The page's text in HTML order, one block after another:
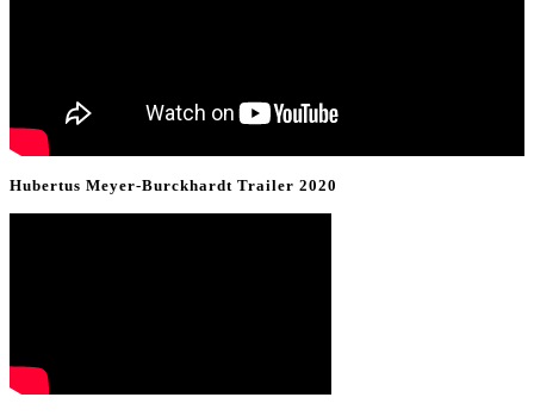
Hubertus Meyer-Burckhardt Trailer 2020